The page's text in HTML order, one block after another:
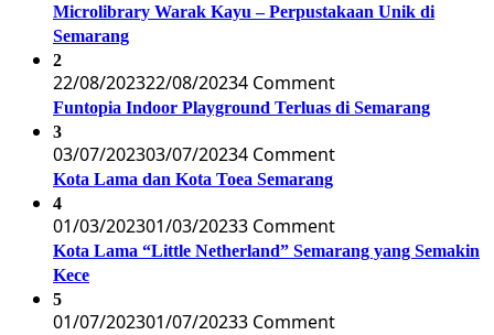
Microlibrary Warak Kayu – Perpustakaan Unik di
Semarang
2
22/08/202322/08/20234 Comment
Funtopia Indoor Playground Terluas di Semarang
3
03/07/202303/07/20234 Comment
Kota Lama dan Kota Toea Semarang
4
01/03/202301/03/20233 Comment
Kota Lama “Little Netherland” Semarang yang Semakin
Kece
5
01/07/202301/07/20233 Comment